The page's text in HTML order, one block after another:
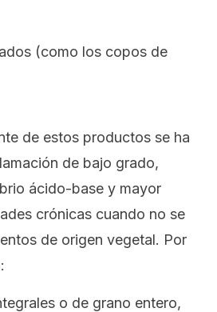
(como los copos de
de estos productos se ha
de bajo grado,
ácido-base y mayor
crónicas cuando no se
de origen vegetal. Por
o de grano entero,